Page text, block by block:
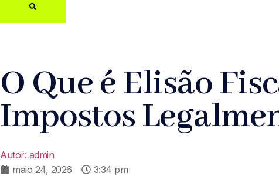
O Que é Elisão
Impostos
Autor: admin
maio 24, 2026
3:34 pm